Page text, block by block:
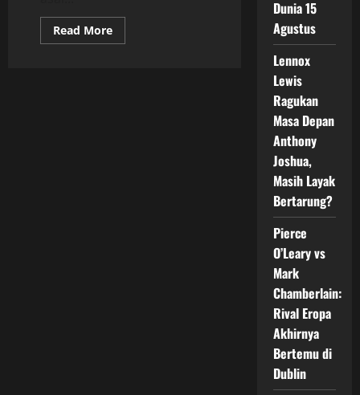
Read MoreRead
more
Dunia 15
Agustus
Lennox
Lewis
Ragukan
Masa Depan
Anthony
Joshua,
Masih Layak
Bertarung?
Pierce
O’Leary vs
Mark
Chamberlain:
Rival Eropa
Akhirnya
Bertemu di
Dublin